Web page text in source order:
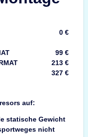
0 €
99 €
213 €
327 €
auf:
statische Gewicht
nicht